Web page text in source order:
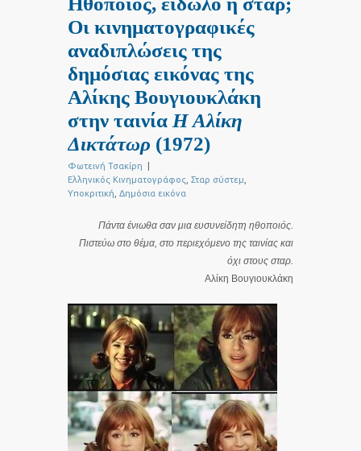
Οι κινηματογραφικές
αναδιπλώσεις της
δημόσιας εικόνας της
Αλίκης Βουγιουκλάκη
στην ταινία Η Αλίκη
Δικτάτωρ (1972)
Φωτεινή Τσακίρη
Ελληνικός Κινηματογράφος Σταρ σύστεμ
Υποκριτική Δημόσια εικόνα
Πάντα ένιωθα σαν μια ευσυνείδητη ηθοποιός.
Πιστεύω στο θέμα, στο περιεχόμενο της ταινίας και
όχι στους σταρ.
Aλίκη Bουγιουκλάκη